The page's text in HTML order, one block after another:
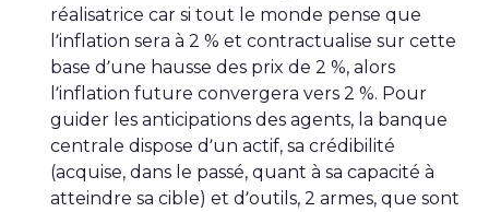
réalisatrice car si tout le monde pense que
l’inflation sera à 2 % et contractualise sur cette
base d’une hausse des prix de 2 %, alors
l’inflation future convergera vers 2 %. Pour
guider les anticipations des agents, la banque
centrale dispose d’un actif, sa crédibilité
(acquise, dans le passé, quant à sa capacité à
atteindre sa cible) et d’outils, 2 armes, que sont